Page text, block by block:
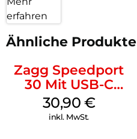
erfahren
Ähnliche Produkte
Zagg Speedport
30 Mit USB-C
Kabel Weiß
30,90 €
inkl. MwSt.